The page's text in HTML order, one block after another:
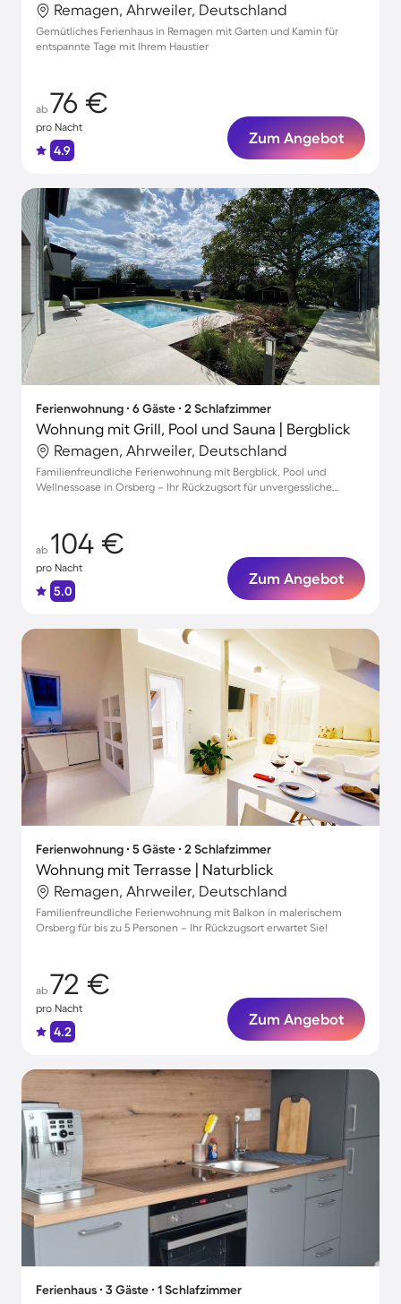
Remagen, Ahrweiler, Deutschland
Gemütliches Ferienhaus in Remagen mit Garten und Kamin für
entspannte Tage mit Ihrem Haustier
ab 76 €
pro Nacht
4.9
Zum Angebot
Ferienwohnung ∙ 6 Gäste ∙ 2 Schlafzimmer
Wohnung mit Grill, Pool und Sauna | Bergblick
Remagen, Ahrweiler, Deutschland
Familienfreundliche Ferienwohnung mit Bergblick, Pool und
Wellnessoase in Orsberg – Ihr Rückzugsort für unvergessliche
ab 104 €
pro Nacht
5.0
Zum Angebot
Ferienwohnung ∙ 5 Gäste ∙ 2 Schlafzimmer
Wohnung mit Terrasse | Naturblick
Remagen, Ahrweiler, Deutschland
Familienfreundliche Ferienwohnung mit Balkon in malerischem
Orsberg für bis zu 5 Personen – Ihr Rückzugsort erwartet Sie!
ab 72 €
pro Nacht
4.2
Zum Angebot
Ferienhaus ∙ 3 Gäste ∙ 1 Schlafzimmer